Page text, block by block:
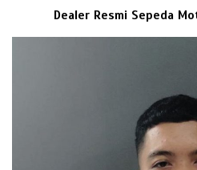
Dealer Resmi Sepeda